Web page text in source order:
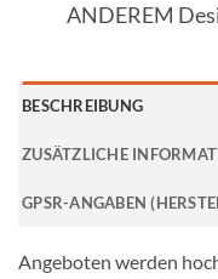
ANDEREM
BESCHREIBUNG
ZUSÄTZLICHE
GPSR-ANGABEN
Angeboten werden